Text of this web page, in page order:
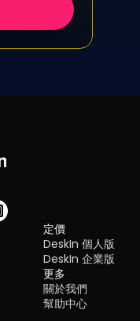
定價
DeskIn 個人版
DeskIn 企業版
更多
關於我們
幫助中心